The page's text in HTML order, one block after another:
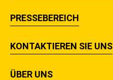
PRESSEBEREICH
KONTAKTIEREN SIE UNS
ÜBER UNS